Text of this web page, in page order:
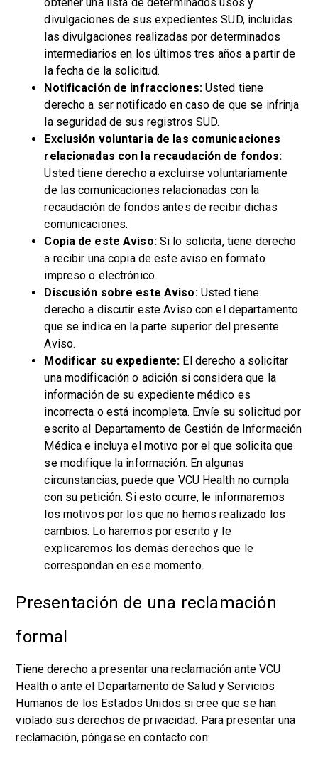
divulgaciones de sus expedientes SUD, incluidas
las divulgaciones realizadas por determinados
intermediarios en los últimos tres años a partir de
la fecha de la solicitud.
Notificación de infracciones:Usted tiene
derecho a ser notificado en caso de que se infrinja
la seguridad de sus registros SUD.
Exclusión voluntaria de las comunicaciones
relacionadas con la recaudación de fondos:
Usted tiene derecho a excluirse voluntariamente
de las comunicaciones relacionadas con la
recaudación de fondos antes de recibir dichas
comunicaciones.
Copia de este Aviso:Si lo solicita, tiene derecho
a recibir una copia de este aviso en formato
impreso o electrónico.
Discusión sobre este Aviso:Usted tiene
derecho a discutir este Aviso con el departamento
que se indica en la parte superior del presente
Aviso.
Modificar su expediente: El derecho a solicitar
una modificación o adición si considera que la
información de su expediente médico es
incorrecta o está incompleta. Envíe su solicitud por
escrito al Departamento de Gestión de Información
Médica e incluya el motivo por el que solicita que
se modifique la información. En algunas
circunstancias, puede que VCU Health no cumpla
con su petición. Si esto ocurre, le informaremos
los motivos por los que no hemos realizado los
cambios. Lo haremos por escrito y le
explicaremos los demás derechos que le
correspondan en ese momento.
Presentación de una reclamación
formal
Tiene derecho a presentar una reclamación ante VCU
Health o ante el Departamento de Salud y Servicios
Humanos de los Estados Unidos si cree que se han
violado sus derechos de privacidad. Para presentar una
reclamación, póngase en contacto con: